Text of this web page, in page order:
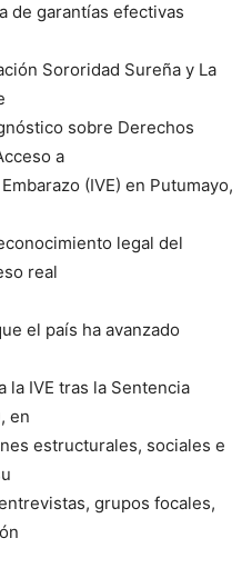
de garantías efectivas
Sororidad Sureña y La
sobre Derechos
a
(IVE) en Putumayo,
legal del
real
el país ha avanzado
IVE tras la Sentencia
en
estructurales, sociales e
grupos focales,